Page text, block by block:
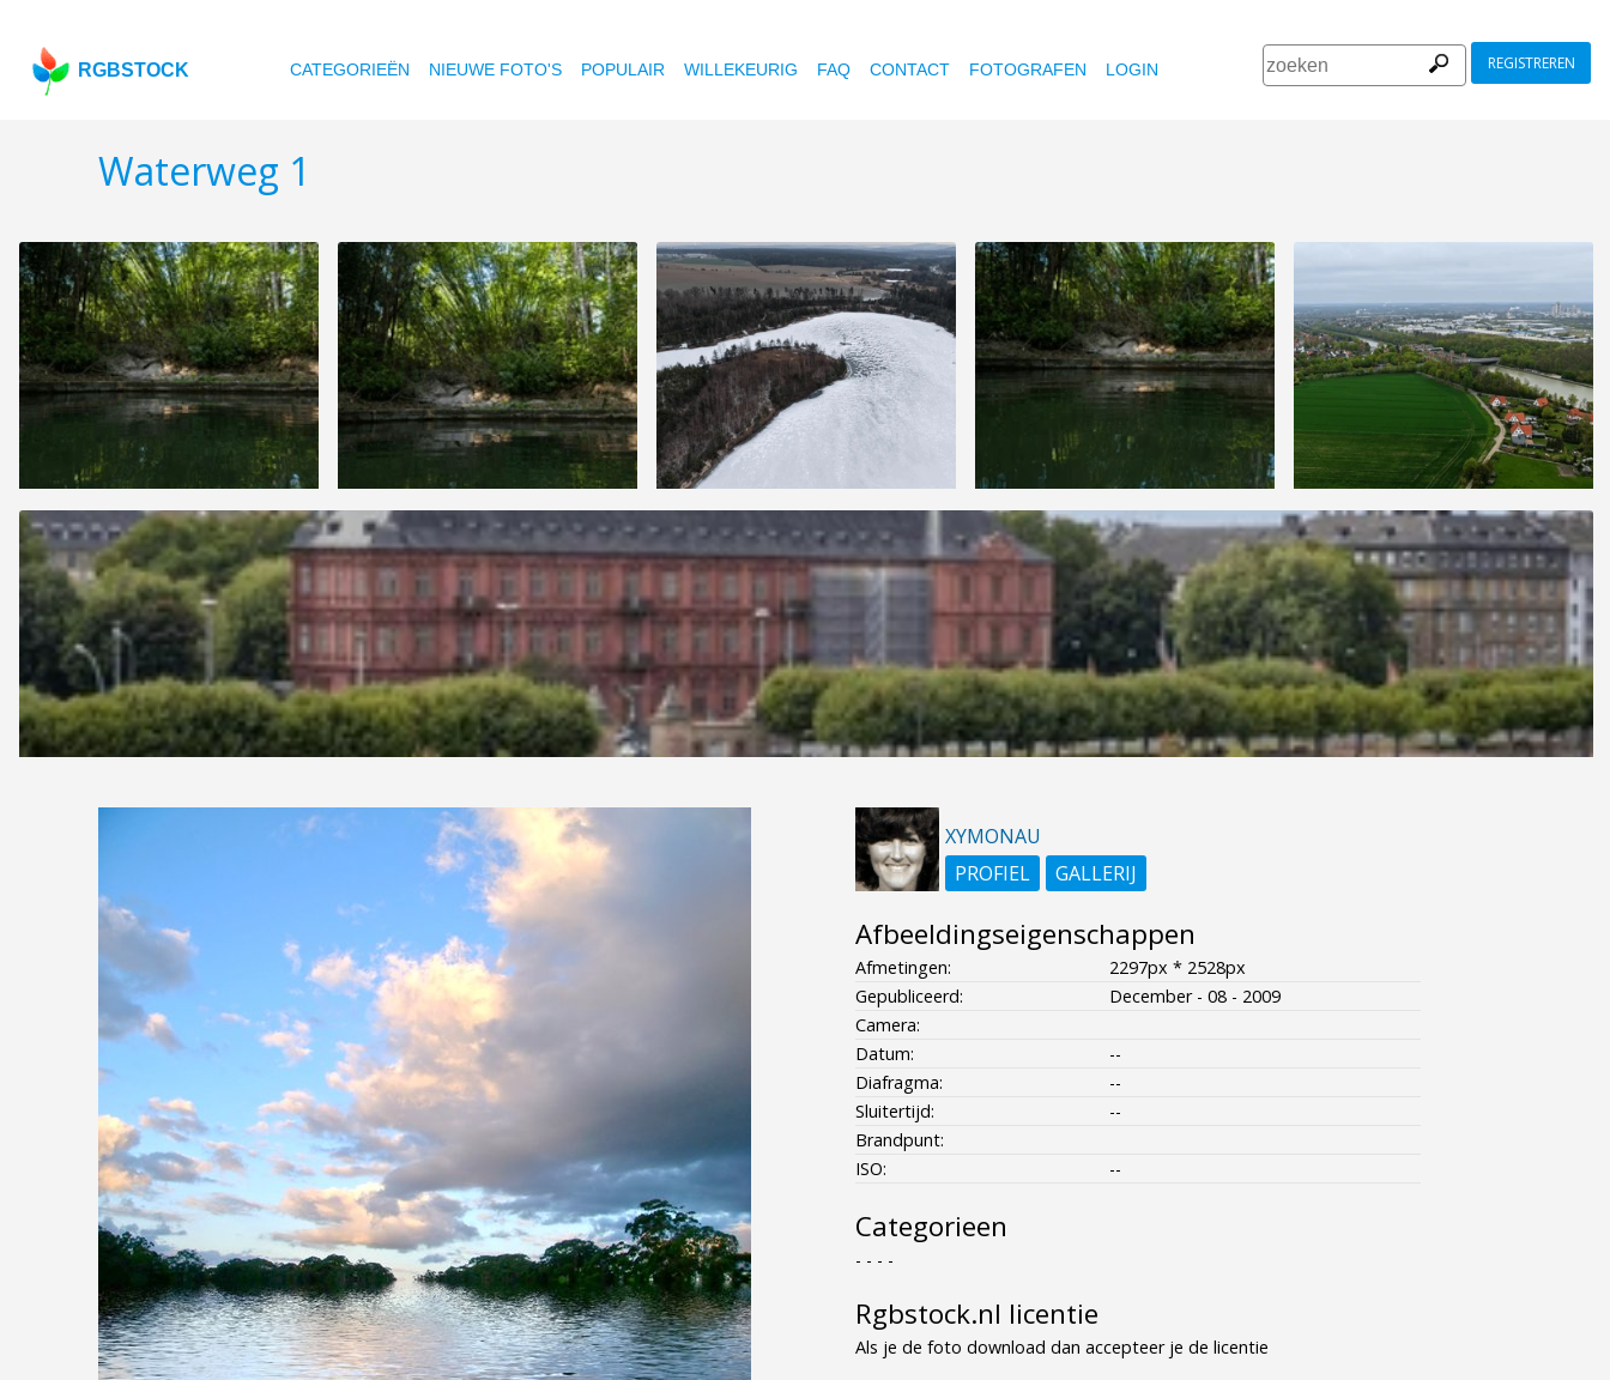
RGBSTOCK CATEGORIEËN NIEUWE FOTO'S POPULAIR WILLEKEURIG FAQ CONTACT FOTOGRAFEN LOGIN REGISTREREN
Waterweg 1
XYMONAU
PROFIEL
GALLERIJ
Afbeeldingseigenschappen
Afmetingen:
2297px * 2528px
Gepubliceerd:
December - 08 - 2009
Camera:
Datum:
--
Diafragma:
--
Sluitertijd:
--
Brandpunt:
ISO:
--
Categorieen
- - - -
Rgbstock.nl licentie
Als je de foto download dan accepteer je de licentie